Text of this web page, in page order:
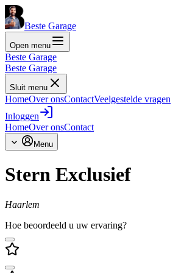
Beste Garage
Open menu
Beste Garage
Beste Garage
Sluit menu
HomeOver onsContactVeelgestelde vragen
Inloggen
HomeOver onsContact
Menu
Stern Exclusief
Haarlem
Hoe beoordeeld u uw ervaring?